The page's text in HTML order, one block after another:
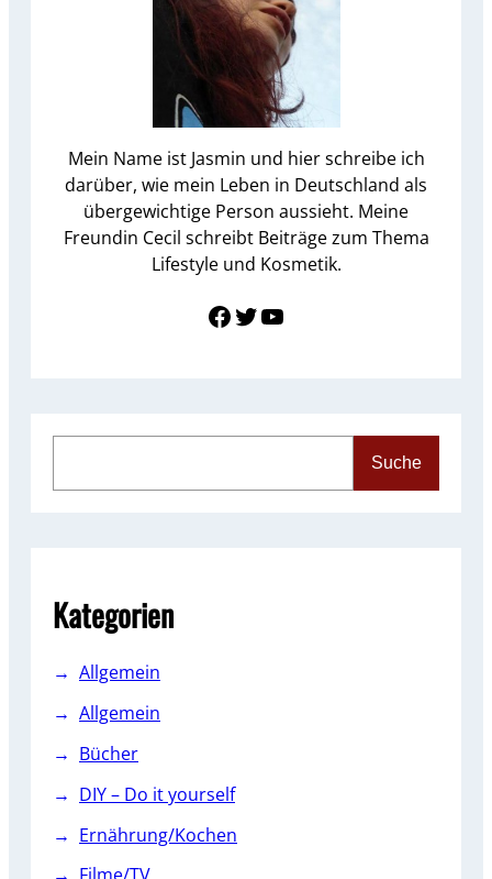
Mein Name ist Jasmin und hier schreibe ich
darüber, wie mein Leben in Deutschland als
übergewichtige Person aussieht. Meine
Freundin Cecil schreibt Beiträge zum Thema
Lifestyle und Kosmetik.
Link zu Facebook Twitter YouTube
Suche
Kategorien
Allgemein
Allgemein
Bücher
DIY – Do it yourself
Ernährung/Kochen